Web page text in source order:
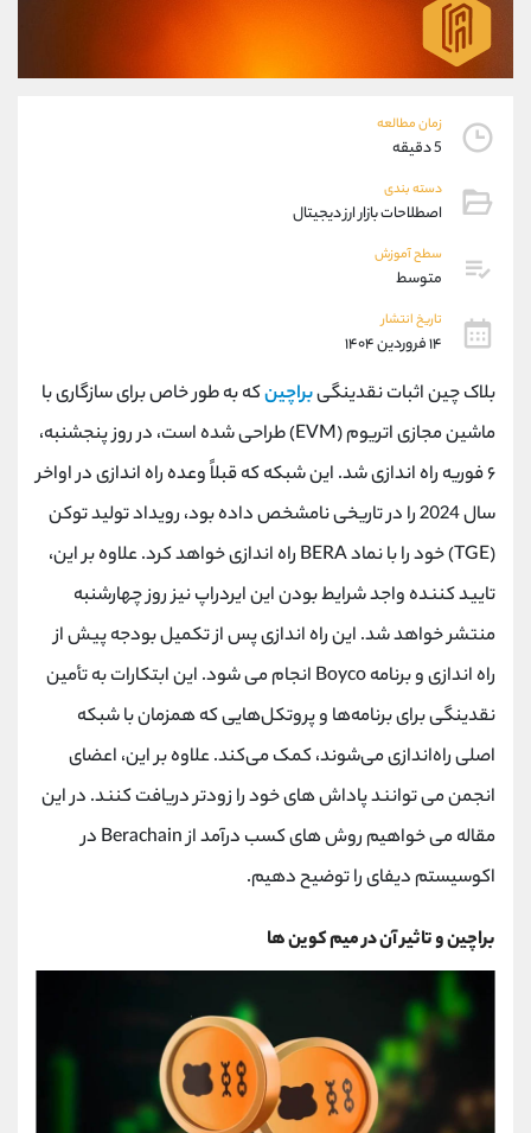
زمان مطالعه
5 دقیقه
دسته بندی
اصطلاحات بازار ارز دیجیتال
سطح آموزش
متوسط
تاریخ انتشار
۱۴ فروردین ۱۴۰۴
بلاک چین اثبات نقدینگیبراچینکه به طور خاص برای سازگاری با
ماشین مجازی اتریوم (EVM) طراحی شده است، در روز پنجشنبه،
۶ فوریه راه اندازی شد. این شبکه که قبلاً وعده راه اندازی در اواخر
سال 2024 را در تاریخی نامشخص داده بود، رویداد تولید توکن
(TGE) خود را با نماد BERA راه اندازی خواهد کرد. علاوه بر این،
تایید کننده واجد شرایط بودن این ایردراپ نیز روز چهارشنبه
منتشر خواهد شد. این راه اندازی پس از تکمیل بودجه پیش از
راه اندازی و برنامه Boyco انجام می شود. این ابتکارات به تأمین
نقدینگی برای برنامه‌ها و پروتکل‌هایی که همزمان با شبکه
اصلی راه‌اندازی می‌شوند، کمک می‌کند. علاوه بر این، اعضای
انجمن می توانند پاداش های خود را زودتر دریافت کنند. در این
مقاله می خواهیم روش های کسب درآمد از Berachain در
اکوسیستم دیفای را توضیح دهیم.
براچین و تاثیر آن در میم کوین ها
واتساپ
تلگرام
پشتیبان فروش
موبایل
اطلاعات تماس (دفتر فروش)
تلفن 021-22021030
021-22021040
بدون پیش شماره 90001030
اینستاگرام @alireza.mehrabii
کانال تلگرام @alirezamehrabi_com
@alirezamehrabi_official